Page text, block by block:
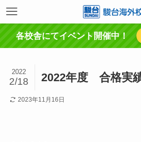
各校舎にてイベント開催中！
2022年度 合格実
2022
2/18
2023年11月16日